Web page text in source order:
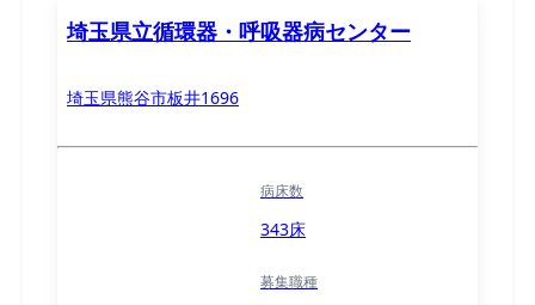
埼玉県立循環器・呼吸器病センター
埼玉県熊谷市板井1696
病床数
343床
募集職種